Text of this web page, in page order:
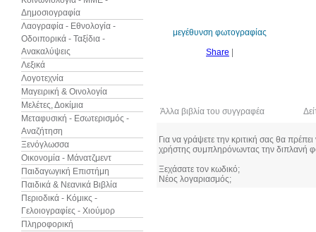
Δημοσιογραφία
Λαογραφία - Εθνολογία -
Οδοιπορικά - Ταξίδια -
Ανακαλύψεις
Λεξικά
Λογοτεχνία
Μαγειρική & Οινολογία
Μελέτες, Δοκίμια
Μεταφυσική - Εσωτερισμός -
Αναζήτηση
Ξενόγλωσσα
Οικονομία - Μάνατζμεντ
Παιδαγωγική Επιστήμη
Παιδικά & Νεανικά Βιβλία
Περιοδικά - Κόμικς -
Γελοιογραφίες - Χιούμορ
Πληροφορική
μεγέθυνση φωτογραφίας
Share
Άλλα βιβλία του συγγραφέα
Για να γράψετε την κριτική σας θα
χρήστης συμπληρόνωντας την διπλανή
Ξεχάσατε τον κωδικό;
Νέος λογαριασμός;